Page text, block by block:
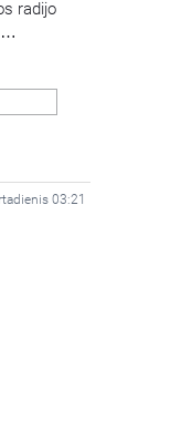
radijo
03:21